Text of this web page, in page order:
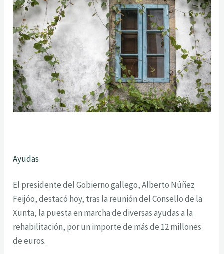
Ayudas
El presidente del Gobierno gallego, Alberto Núñez
Feijóo, destacó hoy, tras la reunión del Consello de la
Xunta, la puesta en marcha de diversas ayudas a la
rehabilitación, por un importe de más de 12 millones
de euros.